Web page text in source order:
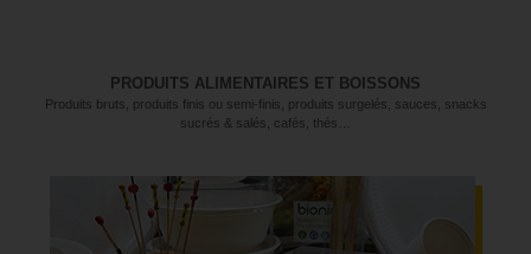
PRODUITS ALIMENTAIRES ET BOISSONS
Produits bruts, produits finis ou semi-finis, produits surgelés, sauces, snacks
sucrés & salés, cafés, thés…